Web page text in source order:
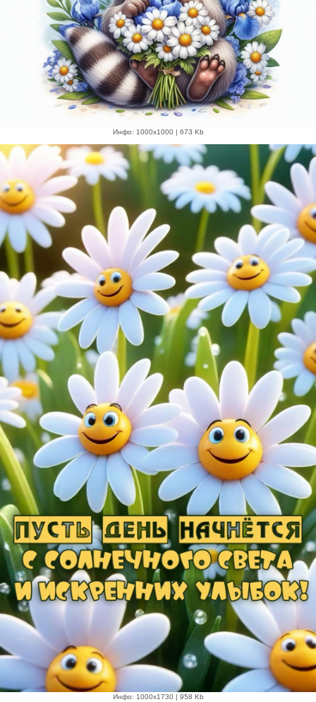
Инфо: 1000х1000 | 673 Kb
Инфо: 1000х1730 | 958 Kb